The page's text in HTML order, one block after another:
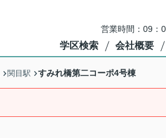
営業時間：09：
学区検索 会社概要
関目駅 すみれ橋第二コーポ4号棟